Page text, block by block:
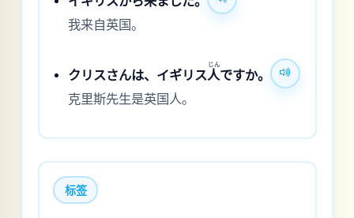
我来自英国。
クリスさんは、イギリス人
じん
ですか。
克里斯先生是英国人。
标签